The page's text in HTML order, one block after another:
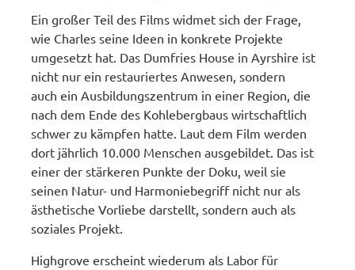
Ein großer Teil des Films widmet sich der Frage,
wie Charles seine Ideen in konkrete Projekte
umgesetzt hat. Das Dumfries House in Ayrshire ist
nicht nur ein restauriertes Anwesen, sondern
auch ein Ausbildungszentrum in einer Region, die
nach dem Ende des Kohlebergbaus wirtschaftlich
schwer zu kämpfen hatte. Laut dem Film werden
dort jährlich 10.000 Menschen ausgebildet. Das ist
einer der stärkeren Punkte der Doku, weil sie
seinen Natur- und Harmoniebegriff nicht nur als
ästhetische Vorliebe darstellt, sondern auch als
soziales Projekt.
Highgrove erscheint wiederum als Labor für